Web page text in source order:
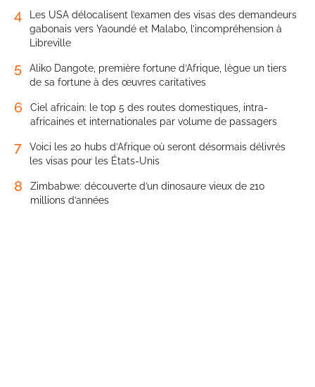
4
Les USA délocalisent l’examen des visas des demandeurs
gabonais vers Yaoundé et Malabo, l’incompréhension à
Libreville
5
Aliko Dangote, première fortune d’Afrique, lègue un tiers
de sa fortune à des œuvres caritatives
6
Ciel africain: le top 5 des routes domestiques, intra-
africaines et internationales par volume de passagers
7
Voici les 20 hubs d’Afrique où seront désormais délivrés
les visas pour les États-Unis
8
Zimbabwe: découverte d’un dinosaure vieux de 210
millions d’années